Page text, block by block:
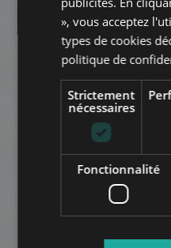
TERSTVÉRHEGY
Montant du loyer:
», vous acceptez
types de cookies
politique de
Strictement
nécessaires
Fonctionnalité